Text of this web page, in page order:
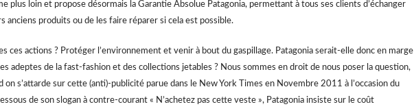
plus loin et propose désormais la Garantie Absolue Patagonia, permettant à tous ses clients d’échanger
anciens produits ou de les faire réparer si cela est possible.
ces actions ? Protéger l’environnement et venir à bout du gaspillage. Patagonia serait-elle donc en marge
adeptes de la fast-fashion et des collections jetables ? Nous sommes en droit de nous poser la question,
on s’attarde sur cette (anti)-publicité parue dans le New York Times en Novembre 2011 à l’occasion du
de son slogan à contre-courant « N’achetez pas cette veste », Patagonia insiste sur le coût